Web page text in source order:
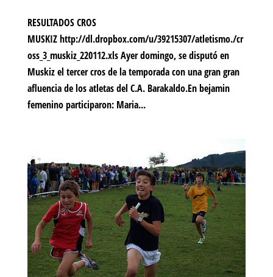
RESULTADOS CROS
MUSKIZ http://dl.dropbox.com/u/39215307/atletismo./cr
oss_3_muskiz_220112.xls Ayer domingo, se disputó en
Muskiz el tercer cros de la temporada con una gran gran
afluencia de los atletas del C.A. Barakaldo.En bejamin
femenino participaron: Maria...